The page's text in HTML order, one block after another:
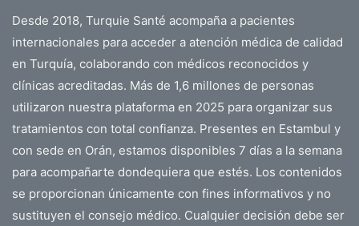
Desde 2018, Turquie Santé acompaña a pacientes
internacionales para acceder a atención médica de calidad
en Turquía, colaborando con médicos reconocidos y
clínicas acreditadas. Más de 1,6 millones de personas
utilizaron nuestra plataforma en 2025 para organizar sus
tratamientos con total confianza. Presentes en Estambul y
con sede en Orán, estamos disponibles 7 días a la semana
para acompañarte dondequiera que estés. Los contenidos
se proporcionan únicamente con fines informativos y no
sustituyen el consejo médico. Cualquier decisión debe ser